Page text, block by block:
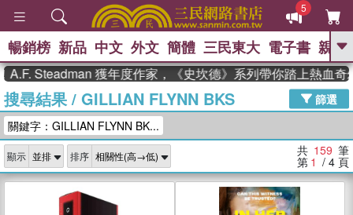
5
GO
熱搜： 東野圭吾 高希均教授回憶錄
、 The Odyssey 、 父親節 、 花開錦
繡
李登輝時代 、 數學女孩：黎曼猜想
、
如果歷史是一
群喵 、 臺灣漫遊錄
暢銷榜 新品 中文 外文 簡體 三民東大 電子書 親子
獲年度作家，《史坎德》系列帶你踏上熱血奇幻旅程
搜尋結果/ GILLIAN FLYNN BKS
篩選
關鍵字：GILLIAN FLYNN BK...
顯示 排序 共 159 筆
第 1 / 4 頁